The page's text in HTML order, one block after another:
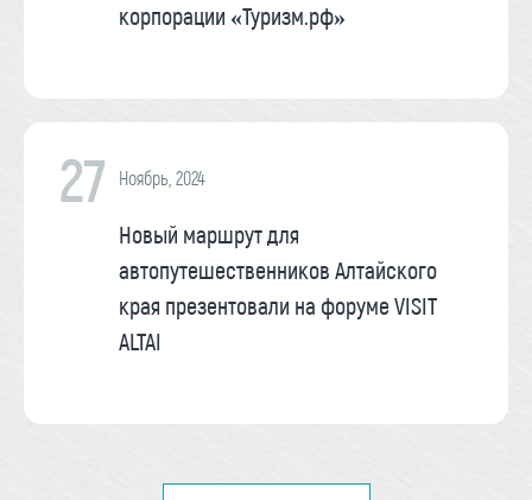
корпорации «Туризм.рф»
27 Ноябрь, 2024
Новый маршрут для
автопутешественников Алтайского
края презентовали на форуме VISIT
ALTAI